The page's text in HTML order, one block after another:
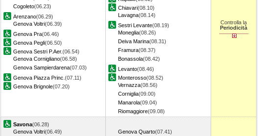
Cogoleto(06.23)
Arenzano(06.29)
Genova Voltri(06.39)
Genova Pra(06.46)
Genova Pegli(06.50)
Genova Sestri P.Aer.(06.54)
Genova Cornigliano(06.58)
Genova Sampierdarena(07.03)
Genova Piazza Princ. (07.11)
Genova Brignole(07.20)
Chiavari(08.10)
Lavagna(08.14)
Sestri Levante(08.19)
Moneglia(08.26)
Deiva Marina(08.31)
Framura(08.37)
Bonassola(08.42)
Levanto(08.46)
Monterosso(08.52)
Vernazza(08.56)
Corniglia(09.00)
Manarola(09.04)
Riomaggiore(09.08)
Controlla la
Periodicità
Savona(06.28)
Genova Voltri(06.49) Genova Quarto(07.41)